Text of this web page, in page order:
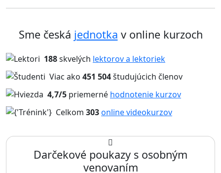
Sme česká jednotka v online kurzoch
188skvelých lektorov a lektoriek
Viac ako 451 504študujúcich členov
4,7/5 priemerné hodnotenie kurzov
Celkom 303online videokurzov
Darčekové poukazy s osobným
venovaním